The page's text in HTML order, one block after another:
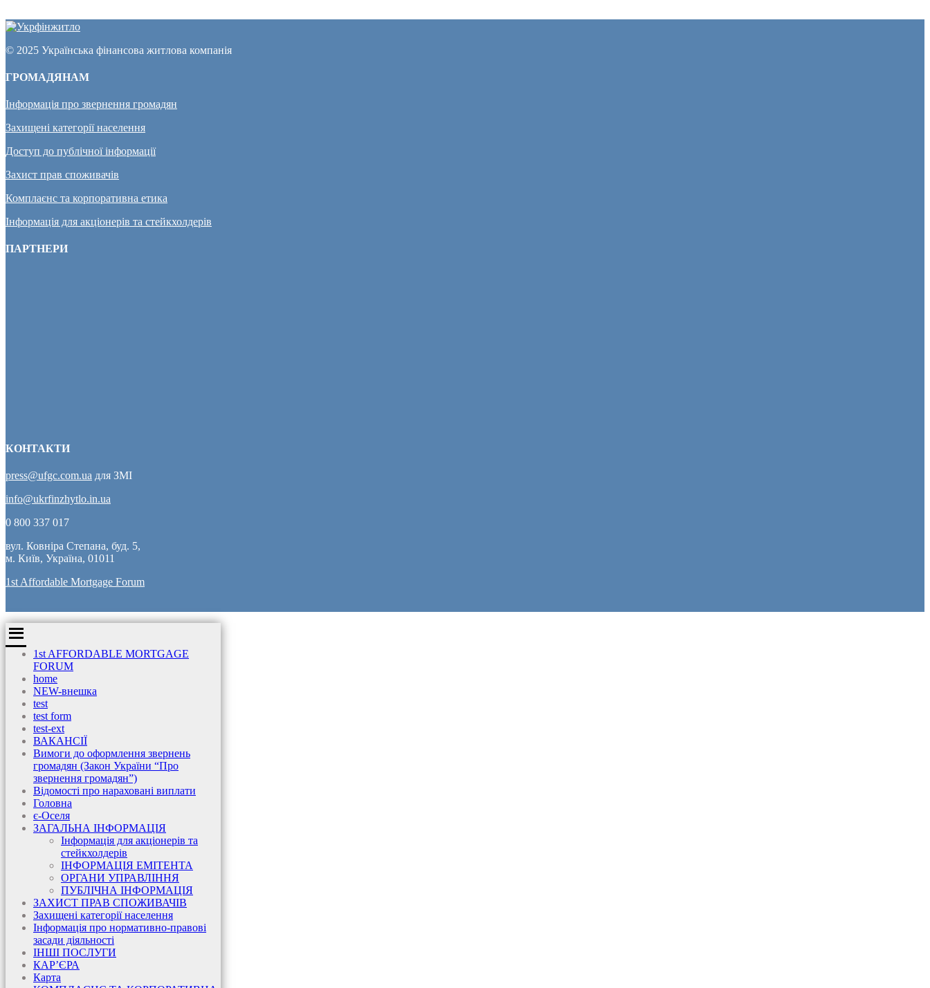
© 2025 Українська фінансова житлова компанія
ГРОМАДЯНАМ
Інформація про звернення громадян
Захищені категорії населення
Доступ до публічної інформації
Захист прав споживачів
Комплаєнс та корпоративна етика
Інформація для акціонерів та стейкхолдерів
ПАРТНЕРИ
КОНТАКТИ
press@ufgc.com.ua для ЗМІ
info@ukrfinzhytlo.in.ua
0 800 337 017
вул. Ковніра Степана, буд. 5,
м. Київ, Україна, 01011
1st Affordable Mortgage Forum
1st AFFORDABLE MORTGAGE
FORUM
home
NEW-внешка
test
test form
test-ext
ВАКАНСІЇ
Вимоги до оформлення звернень
громадян (Закон України “Про
звернення громадян”)
Відомості про нараховані виплати
Головна
є-Оселя
ЗАГАЛЬНА ІНФОРМАЦІЯ
Інформація для акціонерів та
стейкхолдерів
ІНФОРМАЦІЯ ЕМІТЕНТА
ОРГАНИ УПРАВЛІННЯ
ПУБЛІЧНА ІНФОРМАЦІЯ
ЗАХИСТ ПРАВ СПОЖИВАЧІВ
Захищені категорії населення
Інформація про нормативно-правові
засади діяльності
ІНШІ ПОСЛУГИ
КАР’ЄРА
Карта